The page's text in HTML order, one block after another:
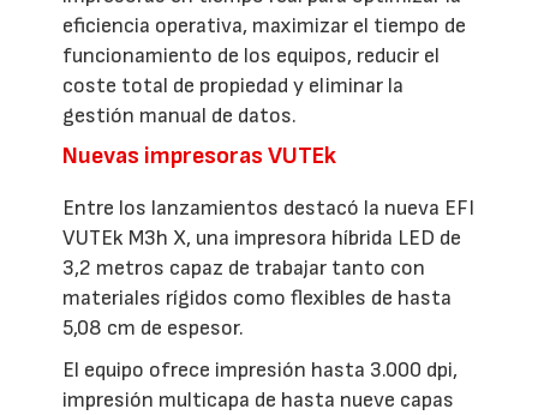
eficiencia operativa, maximizar el tiempo de
funcionamiento de los equipos, reducir el
coste total de propiedad y eliminar la
gestión manual de datos.
Nuevas impresoras VUTEk
Entre los lanzamientos destacó la nueva EFI
VUTEk M3h X, una impresora híbrida LED de
3,2 metros capaz de trabajar tanto con
materiales rígidos como flexibles de hasta
5,08 cm de espesor.
El equipo ofrece impresión hasta 3.000 dpi,
impresión multicapa de hasta nueve capas